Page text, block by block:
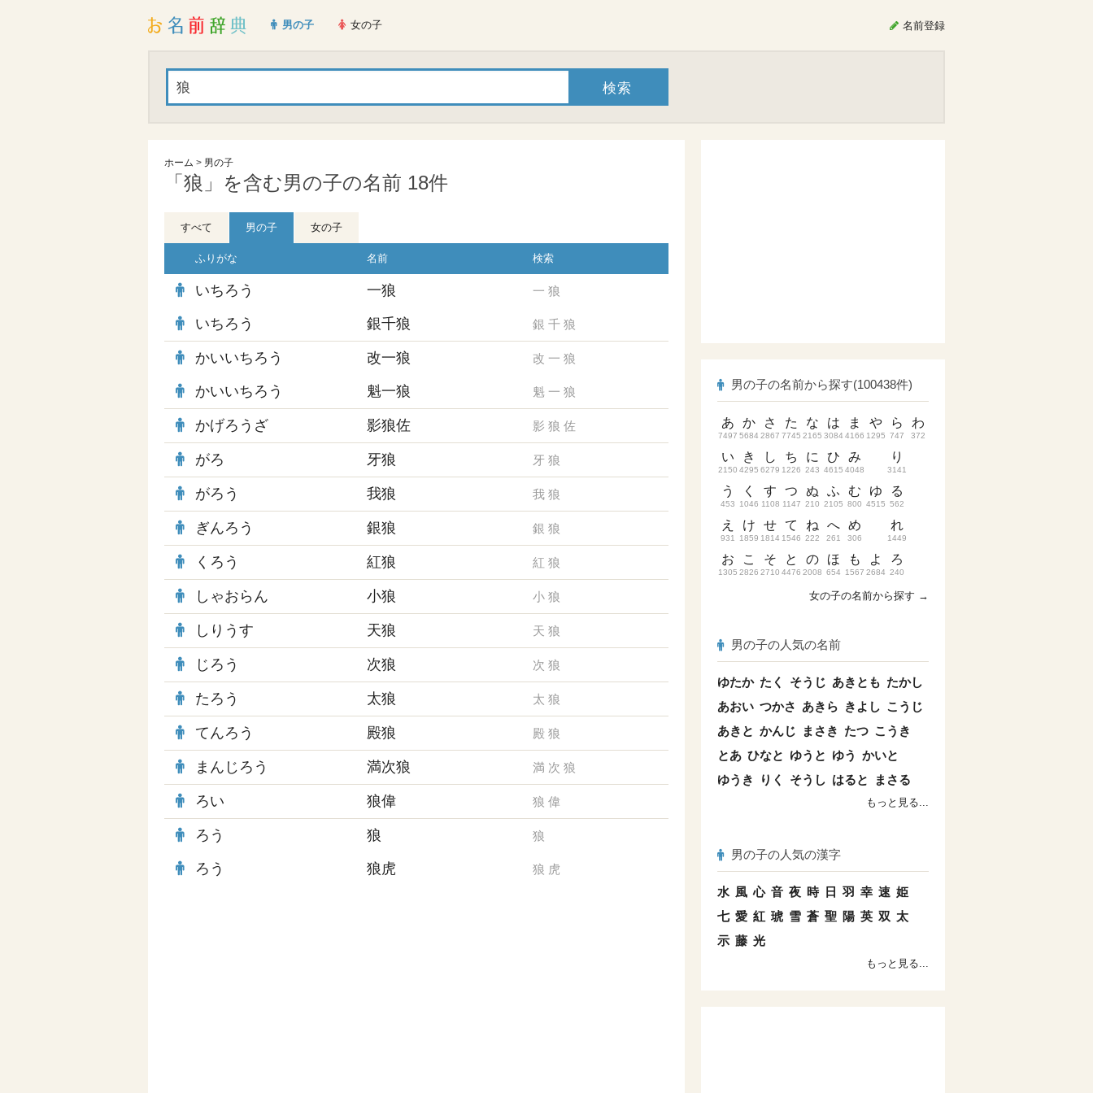
男の子 女の子 名前登録
ホーム > 男の子
「狼」を含む男の子の名前 18件
すべて 男の子 女の子
ふりがな 名前 検索
いちろう 一狼 一 狼
いちろう 銀千狼 銀 千 狼
かいいちろう 改一狼 改 一 狼
かいいちろう 魁一狼 魁 一 狼
かげろうざ 影狼佐 影 狼 佐
がろ 牙狼 牙 狼
がろう 我狼 我 狼
ぎんろう 銀狼 銀 狼
くろう 紅狼 紅 狼
しゃおらん 小狼 小 狼
しりうす 天狼 天 狼
じろう 次狼 次 狼
たろう 太狼 太 狼
てんろう 殿狼 殿 狼
まんじろう 満次狼 満 次 狼
ろい 狼偉 狼 偉
ろう 狼 狼
ろう 狼虎 狼 虎
男の子の名前から探す(100438件)
あ
7497
い
2150
う
453
え
931
お
1305
か
5684
き
4295
く
1046
け
1859
こ
2826
さ
2867
し
6279
す
1108
せ
1814
そ
2710
た
7745
ち
1226
つ
1147
て
1546
と
4476
な
2165
に
243
ぬ
210
ね
222
の
2008
は
3084
ひ
4615
ふ
2105
へ
261
ほ
654
ま
4166
み
4048
む
800
め
306
も
1567
や
1295
ゆ
4515
よ
2684
ら
747
り
3141
る
562
れ
1449
ろ
240
わ
372
女の子の名前から探す →
男の子の人気の名前
ゆたか たく そうじ あきとも たかし
あおい つかさ あきら きよし こうじ
あきと かんじ まさき たつ こうき
とあ ひなと ゆうと ゆう かいと
ゆうき
りく そうし はると まさる
もっと見る...
男の子の人気の漢字
水 風 心 音 夜 時 日 羽 幸 速 姫
七 愛 紅 琥 雪 蒼 聖 陽 英 双 太
示 藤 光
もっと見る...